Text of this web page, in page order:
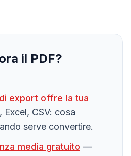
il PDF?
export offre la tua
CSV: cosa
serve convertire.
media gratuito —